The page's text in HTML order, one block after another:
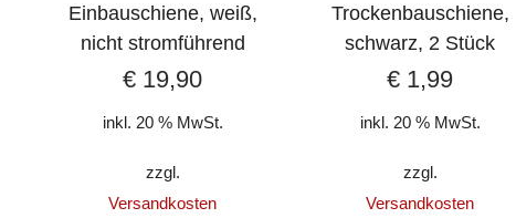
Einbauschiene, weiß,
nicht stromführend
€ 19,90
inkl. 20 % MwSt.
zzgl.
Versandkosten
Trockenbauschiene,
schwarz, 2 Stück
€ 1,99
inkl. 20 % MwSt.
zzgl.
Versandkosten